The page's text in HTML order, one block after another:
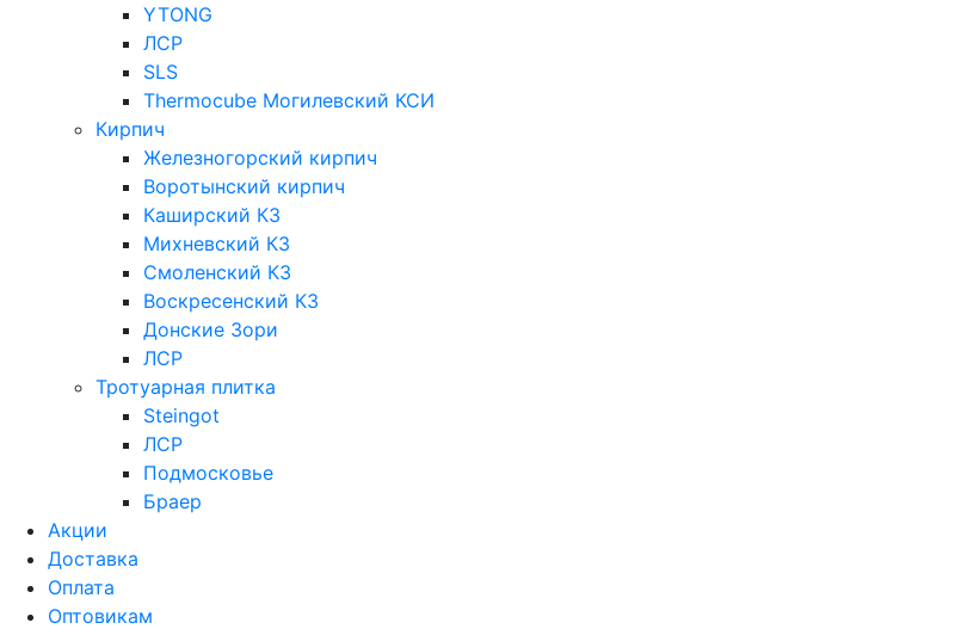
YTONG
ЛСР
SLS
Thermocube Могилевский КСИ
Кирпич
Железногорский кирпич
Воротынский кирпич
Каширский КЗ
Михневский КЗ
Смоленский КЗ
Воскресенский КЗ
Донские Зори
ЛСР
Тротуарная плитка
Steingot
ЛСР
Подмосковье
Браер
Акции
Доставка
Оплата
Оптовикам